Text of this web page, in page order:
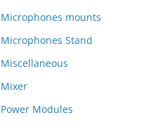
Microphones mounts
Microphones Stand
Miscellaneous
Mixer
Power Modules